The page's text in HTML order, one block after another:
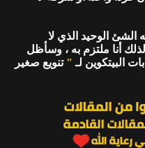
الشئ الوحيد الذي لا
أنا ملتزم به ، وسأظل
البيتكوين لـ " تنويع صغير